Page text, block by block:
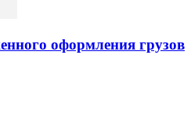
оформления грузов